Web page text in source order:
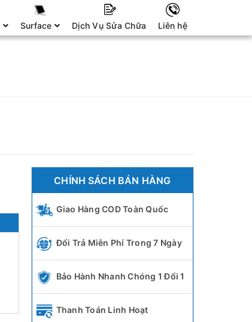
Surface Dịch Vụ Sửa Chữa Liên hệ
CHÍNH SÁCH BÁN HÀNG
Giao Hàng COD Toàn Quốc
Đổi Trả Miễn Phí Trong 7 Ngày
Bảo Hành Nhanh Chóng 1 Đổi 1
Thanh Toán Linh Hoạt